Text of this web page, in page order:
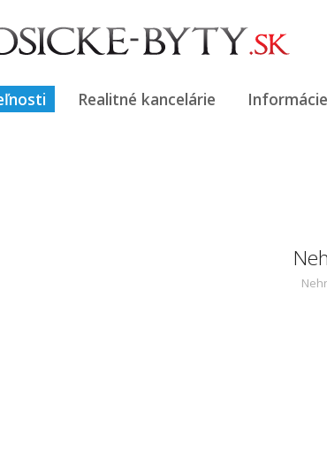
Realitné kancelárie Informácie